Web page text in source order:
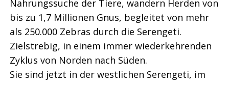
Nahrungssuche der Tiere, wandern Herden von
bis zu 1,7 Millionen Gnus, begleitet von mehr
als 250.000 Zebras durch die Serengeti.
Zielstrebig, in einem immer wiederkehrenden
Zyklus von Norden nach Süden.
Sie sind jetzt in der westlichen Serengeti, im